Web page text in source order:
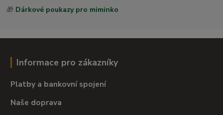
🎁 Dárkové poukazy pro miminko
Informace pro zákazníky
Platby a bankovní spojení
Naše doprava